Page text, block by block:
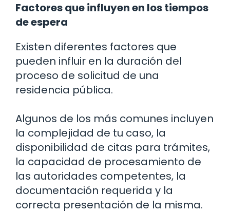
Factores que influyen en los tiempos
de espera
Existen diferentes factores que
pueden influir en la duración del
proceso de solicitud de una
residencia pública.
Algunos de los más comunes incluyen
la complejidad de tu caso, la
disponibilidad de citas para trámites,
la capacidad de procesamiento de
las autoridades competentes, la
documentación requerida y la
correcta presentación de la misma.